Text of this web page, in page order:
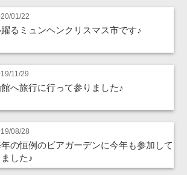
01/22
るミュンヘンクリスマス市です♪
11/29
館へ旅行に行って参りました♪
08/28
の恒例のビアガーデンに今年も参加して
ました♪